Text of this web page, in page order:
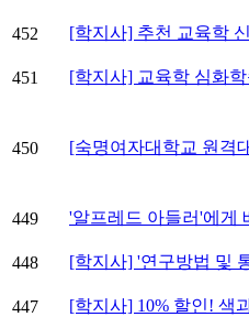
452
[학지사] 추천 교육학
451
[학지사] 교육학 심화
450 [숙명여자대학교 원격
449 '알프레드 아들러'에게
448
[학지사] '연구방법 및
447
[학지사] 10% 할인! 색